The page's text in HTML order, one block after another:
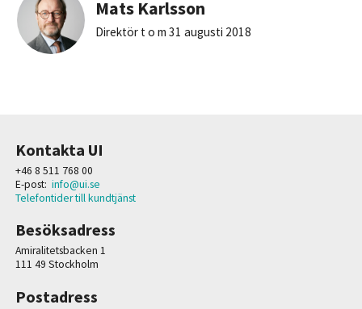
Mats Karlsson
Direktör t o m 31 augusti 2018
Kontakta UI
+46 8 511 768 00
E-post: info@ui.se
Telefontider till kundtjänst
Besöksadress
Amiralitetsbacken 1
111 49 Stockholm
Postadress